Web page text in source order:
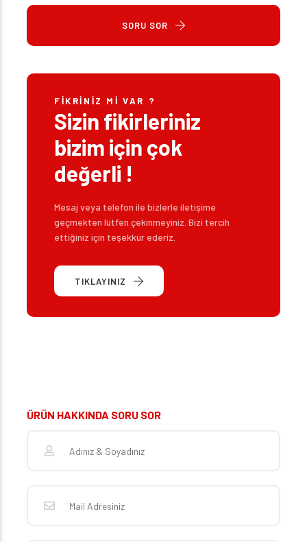
SORU SOR
FIKRINIZ MI VAR ?
Sizin fikirleriniz
bizim için çok
değerli !
Mesaj veya telefon ile bizlerle iletişime
geçmekten lütfen çekinmeyiniz. Bizi tercih
ettiğiniz için teşekkür ederiz.
TIKLAYINIZ
ÜRÜN HAKKINDA SORU SOR